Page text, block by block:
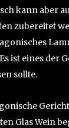
kann aber
zubereitet
ist eines der
sollte.
Glas Wein